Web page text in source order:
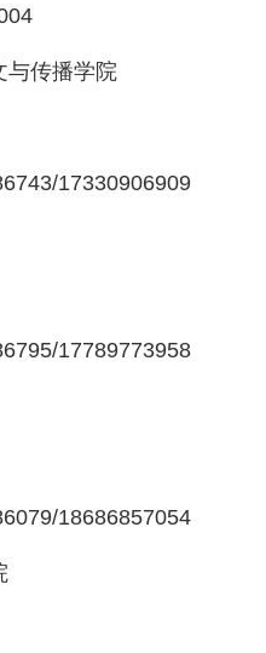
传播学院
17330906909
17789773958
18686857054